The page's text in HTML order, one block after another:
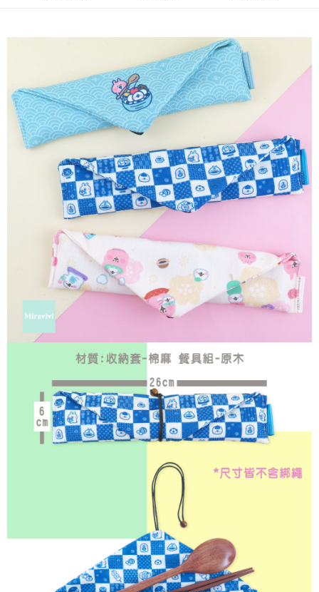
結帳頁面，進行簡訊認證並確認金額後，即可完成結帳。
２．訂單成立數日內，您將收到繳費通知簡訊。
３．收到繳費通知簡訊後14天內，點擊此簡訊中的連結，可透過四大超商／
ATM／網路銀行／等多元方式進行付款，方視為交易完成。
※ 請注意：結帳手續完成當下不需立刻繳費，但若您需要取消訂單，請聯絡
購買商品的店家。未經商家同意取消之訂單仍視為有效，需透過AFTEE先享
後付繳納相關費用。
※ 交易是否成功請以「AFTEE先享後付 」之結帳頁面顯示為準，若有關於
是否繳費成功／繳費後需取消欲退款等相關疑問，請聯繫「AFTEE先享後付
客戶支援中心」
https://netprotections.freshdesk.com/support/home
【注意事項】
１．透過由恩沛科技股份有限公司提供之「AFTEE先享後付」服務完成之交
易，需依本服務之必要範圍內提供個人資料，並將交易相關給付款項請求債
權轉讓予恩沛科技股份有限公司。
２．關於個人資料處理事宜，請瀏覽以下網址：
https://aftee.tw/terms/#terms3
３．未成年的使用者請事先徵得法定代理人或監護人之同意方可使用
「AFTEE先享後付」，若未經同意申辦者引起之損失，本公司不負相關責
４．使用「AFTEE先享後付」時，將依據個別帳號之用戶狀況，依本公司即
時審查核予不同之上限額度；若仍有額度不足之情形，本公司將視審查結果
請求用戶進行身份認證。
５．嚴禁一人註冊多個帳號或使用他人資訊註冊。若發現惡意使用之情形，
恩沛科技股份有限公司將有權停止該用戶之使用額度並採取法律行動。
付款後全家取貨
每筆NT$60，滿NT$499(含以上)免運費
7-11付款取貨
每筆NT$60，滿NT$499(含以上)免運費
付款後7-11取貨
每筆NT$60，滿NT$499(含以上)免運費
每筆NT$120，滿NT$499(含以上)免運費